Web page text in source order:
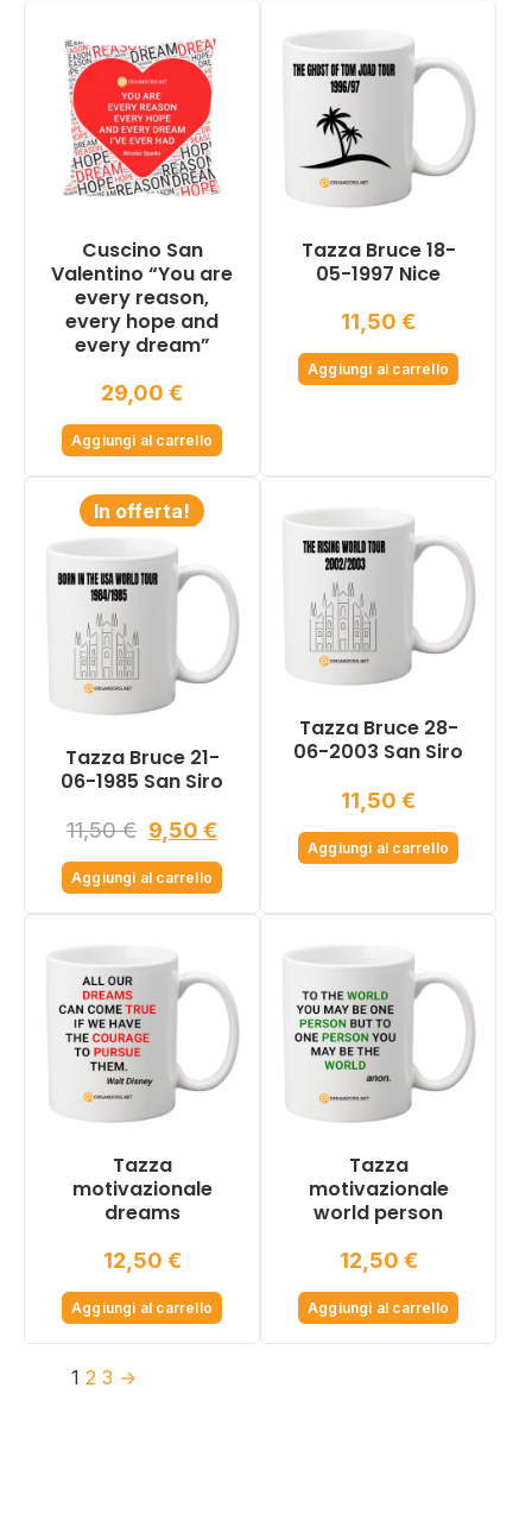
Cuscino San
Valentino “You are
every reason,
every hope and
every dream”
29,00 €
Aggiungi al carrello
Tazza Bruce 18-
05-1997 Nice
11,50 €
Aggiungi al carrello
In offerta!
Tazza Bruce 21-
06-1985 San Siro
11,50€ Il
prezzo
originale
11,50 €.
9,50 €Il
prezzo
attuale
Aggiungi al carrello
Tazza Bruce 28-
06-2003 San Siro
11,50 €
Aggiungi al carrello
Tazza
motivazionale
dreams
12,50 €
Aggiungi al carrello
Tazza
motivazionale
world person
12,50 €
Aggiungi al carrello
1 2 3 →